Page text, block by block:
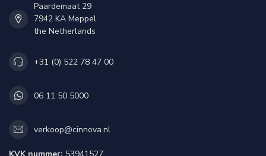
Paardemaat 29
7942 KA Meppel
the Netherlands
+31 (0) 522 78 47 00
06 11 50 5000
verkoop@cinnova.nl